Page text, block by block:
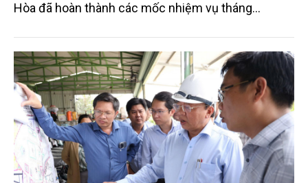
Hòa đã hoàn thành các mốc nhiệm vụ tháng
vụ tháng 8 và tháng 9 đang được tiếp tục triển khai
với tiến độ khác nhau.